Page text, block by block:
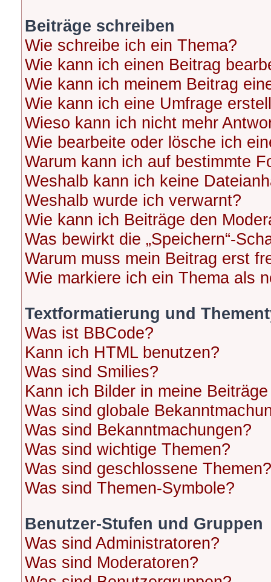
Beiträge schreiben
Wie schreibe ich ein Thema?
Wie kann ich einen Beitrag
Wie kann ich meinem Beitrag
Wie kann ich eine Umfrage
Wieso kann ich nicht mehr
Wie bearbeite oder lösche ich
Warum kann ich auf bestimmte
Weshalb kann ich keine
Weshalb wurde ich verwarnt?
Wie kann ich Beiträge den
Was bewirkt die „Speichern“-
Warum muss mein Beitrag erst
Wie markiere ich ein Thema als
Textformatierung und
Was ist BBCode?
Kann ich HTML benutzen?
Was sind Smilies?
Kann ich Bilder in meine
Was sind globale
Was sind Bekanntmachungen?
Was sind wichtige Themen?
Was sind geschlossene Themen?
Was sind Themen-Symbole?
Benutzer-Stufen und Gruppen
Was sind Administratoren?
Was sind Moderatoren?